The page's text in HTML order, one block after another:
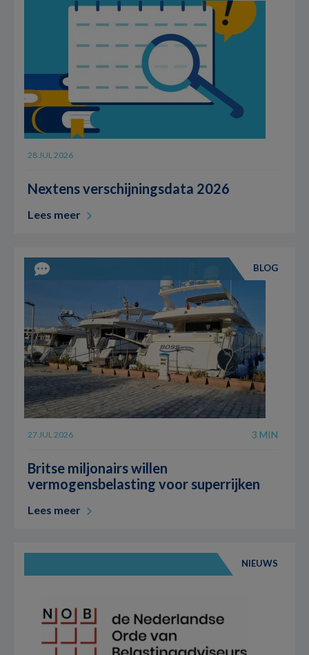
28 JUL 2026
Nextens verschijningsdata 2026
Lees meer
BLOG
27 JUL 2026 3 MIN
Britse miljonairs willen
vermogensbelasting voor superrijken
Lees meer
NIEUWS